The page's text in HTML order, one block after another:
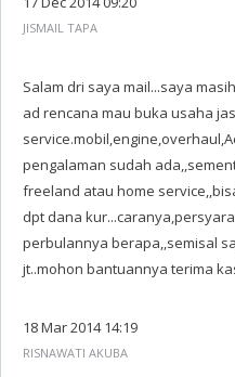
JISMAIL TAPA
Salam dri saya mail...saya
ad rencana mau buka usaha
pengalaman sudah
freeland atau home
dpt dana
perbulannya berapa,,semisal
jt..mohon bantuannya terima
18 Mar 2014 14:19
RISNAWATI AKUBA